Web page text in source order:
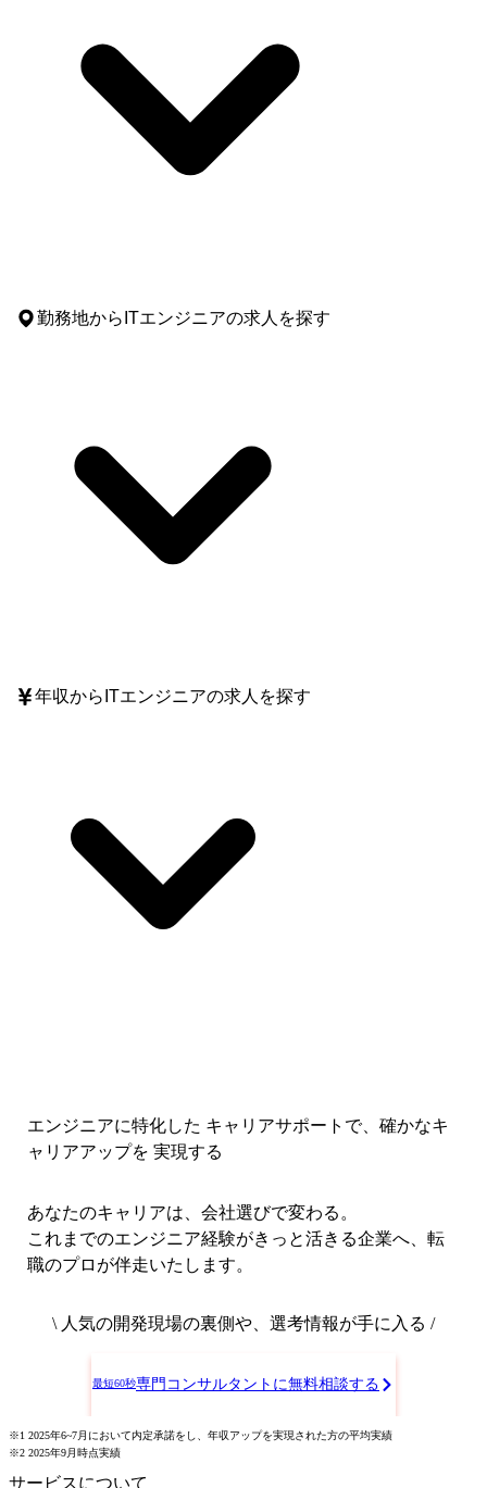
勤務地からITエンジニアの求人を探す
年収からITエンジニアの求人を探す
エンジニアに特化した キャリアサポートで、 確かなキ
ャリアアップを 実現する
あなたのキャリアは、会社選びで変わる。
これまでのエンジニア経験がきっと活きる企業へ、転
職のプロが伴走いたします。
\ 人気の開発現場の裏側や、選考情報が手に入る /
最短60秒専門コンサルタントに無料相談する
※1 2025年6~7月において内定承諾をし、年収アップを実現された方の平均実績
※2 2025年9月時点実績
サービスについて